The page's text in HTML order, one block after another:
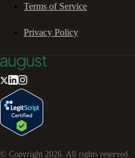
Terms of Service
Privacy Policy
© Copyright 2026 . All rights reserved.